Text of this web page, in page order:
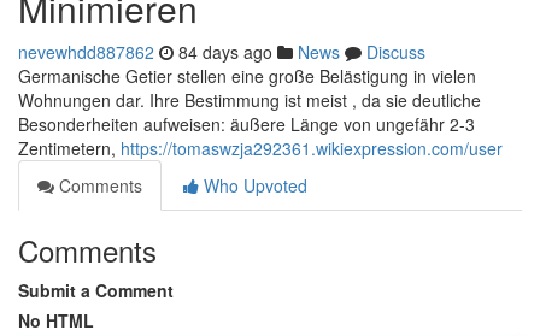
nevewhdd887862 84 days ago News
Discuss
Germanische Getier stellen eine große Belästigung in vielen
Wohnungen dar. Ihre Bestimmung ist meist , da sie deutliche
Besonderheiten aufweisen: äußere Länge von ungefähr 2-3
Zentimetern, https://tomaswzja292361.wikiexpression.com/user
Comments
Who Upvoted
Comments
Submit a Comment
No HTML